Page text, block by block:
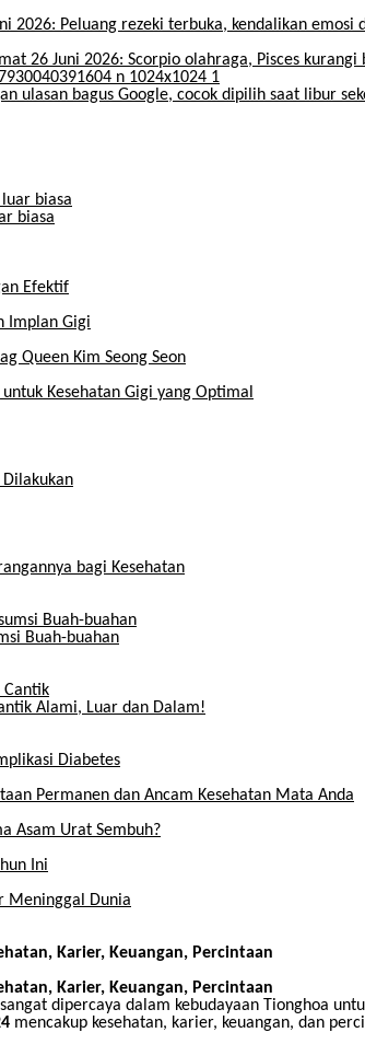
2026: Peluang rezeki terbuka, kendalikan emosi
26 Juni 2026: Scorpio olahraga, Pisces kurangi
ulasan bagus Google, cocok dipilih saat libur
biasa
Efektif
Implan Gigi
Queen Kim Seong Seon
Kesehatan Gigi yang Optimal
Dilakukan
bagi Kesehatan
Buah-buahan
Alami, Luar dan Dalam!
Diabetes
Permanen dan Ancam Kesehatan Mata Anda
Asam Urat Sembuh?
Ini
Meninggal Dunia
Karier, Keuangan, Percintaan
Karier, Keuangan, Percintaan
dipercaya dalam kebudayaan Tionghoa
mencakup kesehatan, karier, keuangan, dan